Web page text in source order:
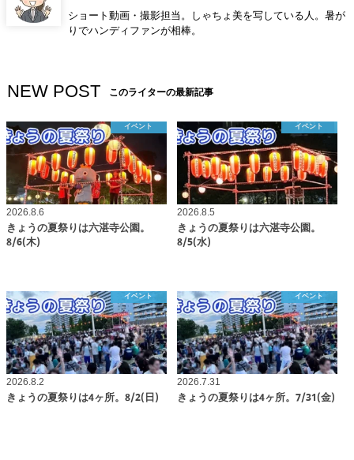
ショート動画・撮影担当。しゃちょ美を写している人。暑が
りでハンディファンが相棒。
NEW POST このライターの最新記事
イベント
2026.8.6
きょうの夏祭りは六湛寺公園。
8/6(木)
イベント
2026.8.5
きょうの夏祭りは六湛寺公園。
8/5(水)
イベント
2026.8.2
きょうの夏祭りは4ヶ所。8/2(日)
イベント
2026.7.31
きょうの夏祭りは4ヶ所。7/31(金)